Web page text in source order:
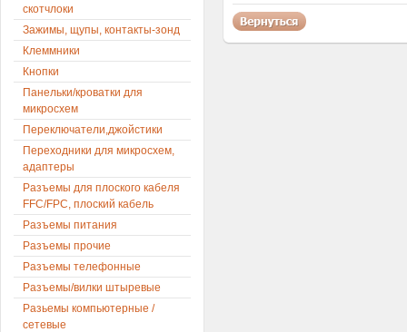
скотчлоки
Зажимы, щупы, контакты-зонд
Клеммники
Кнопки
Панельки/кроватки для
микросхем
Переключатели,джойстики
Переходники для микросхем,
адаптеры
Разъемы для плоского кабеля
FFC/FPC, плоский кабель
Разъемы питания
Разъемы прочие
Разъемы телефонные
Разъемы/вилки штыревые
Разьемы компьютерные /
сетевые